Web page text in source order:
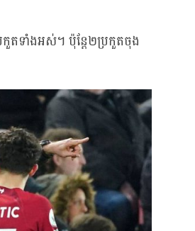
កួតទាំងអស់។ ប៉ុន្តែ២ប្រកួតចុង